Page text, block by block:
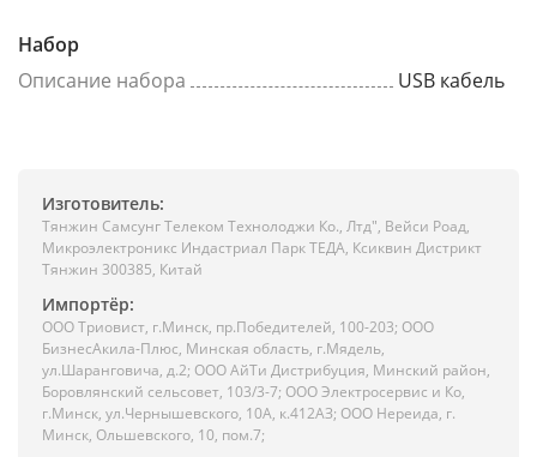
Набор
Описание набора
USB кабель
Изготовитель:
Тянжин Самсунг Телеком Технолоджи Ко., Лтд", Вейси Роад,
Микроэлектроникс Индастриал Парк ТЕДА, Ксиквин Дистрикт
Тянжин 300385, Китай
Импортёр:
ООО Триовист, г.Минск, пр.Победителей, 100-203; ООО
БизнесАкила-Плюс, Минская область, г.Мядель,
ул.Шаранговича, д.2; ООО АйТи Дистрибуция, Минский район,
Боровлянский сельсовет, 103/3-7; ООО Электросервис и Ко,
г.Минск, ул.Чернышевского, 10А, к.412АЗ; ООО Нереида, г.
Минск, Ольшевского, 10, пом.7;